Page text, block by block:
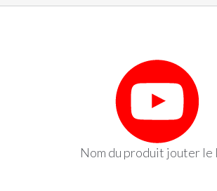
Nom du produit jouter le